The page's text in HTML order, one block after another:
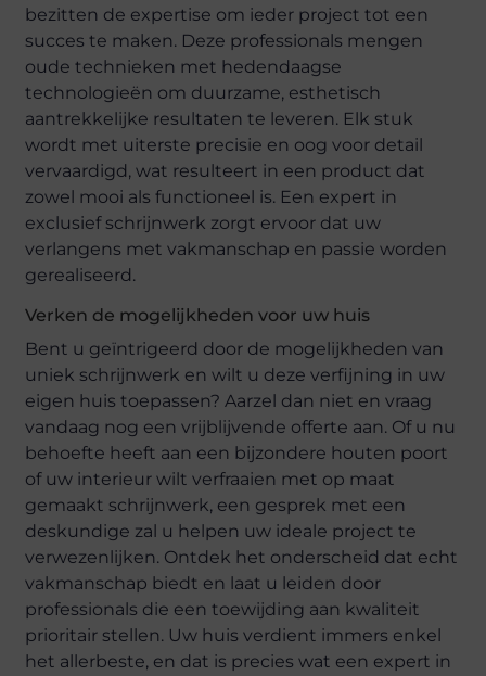
bezitten de expertise om ieder project tot een
succes te maken. Deze professionals mengen
oude technieken met hedendaagse
technologieën om duurzame, esthetisch
aantrekkelijke resultaten te leveren. Elk stuk
wordt met uiterste precisie en oog voor detail
vervaardigd, wat resulteert in een product dat
zowel mooi als functioneel is. Een expert in
exclusief schrijnwerk zorgt ervoor dat uw
verlangens met vakmanschap en passie worden
gerealiseerd.
Verken de mogelijkheden voor uw huis
Bent u geïntrigeerd door de mogelijkheden van
uniek schrijnwerk en wilt u deze verfijning in uw
eigen huis toepassen? Aarzel dan niet en vraag
vandaag nog een vrijblijvende offerte aan. Of u nu
behoefte heeft aan een bijzondere houten poort
of uw interieur wilt verfraaien met op maat
gemaakt schrijnwerk, een gesprek met een
deskundige zal u helpen uw ideale project te
verwezenlijken. Ontdek het onderscheid dat echt
vakmanschap biedt en laat u leiden door
professionals die een toewijding aan kwaliteit
prioritair stellen. Uw huis verdient immers enkel
het allerbeste, en dat is precies wat een expert in